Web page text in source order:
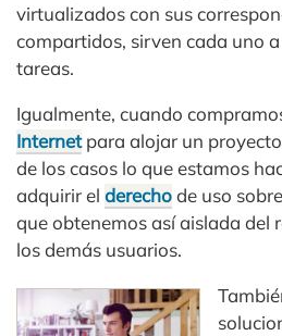
virtualizados con sus
compartidos, sirven cada uno
tareas.
Igualmente, cuando
Internetpara alojar un
de los casos lo que estamos
adquirir el derechode uso
que obtenemos así aislada del
los demás usuarios.